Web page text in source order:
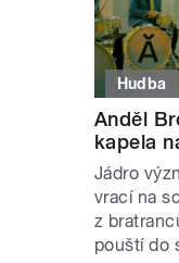
Hudba
Anděl
kapela
Jádro
vrací na
z
pouští do